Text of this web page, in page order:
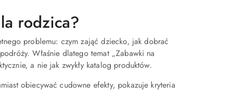
rodzica?
problemu: czym zająć dziecko, jak dobrać
Właśnie dlatego temat „Zabawki na
a nie jak zwykły katalog produktów.
obiecywać cudowne efekty, pokazuje kryteria